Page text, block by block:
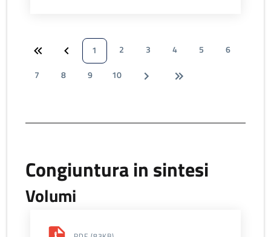
1 2 3 4 5
6
7
8 9 10
Congiuntura in sintesi
Volumi